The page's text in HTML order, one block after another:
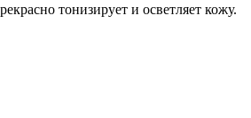
тонизирует и осветляет кожу.